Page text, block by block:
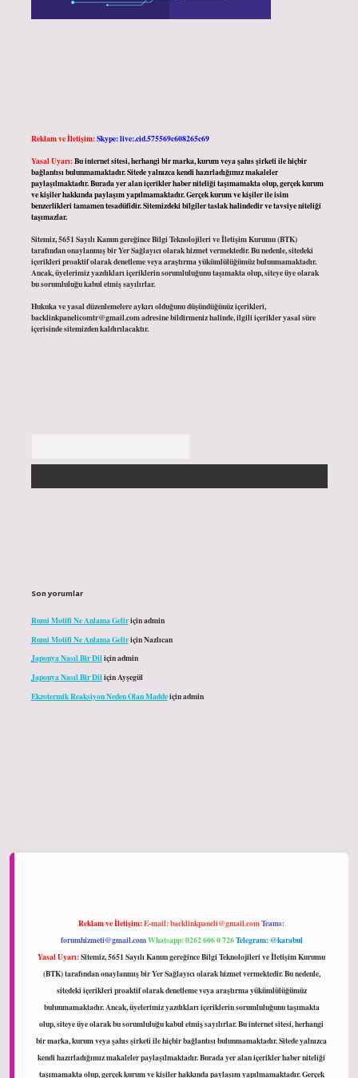
Reklam ve İletişim:Skype: live:.cid.575569c608265c69
Yasal Uyarı:Bu internet sitesi, herhangi bir marka, kurum veya şahıs şirketi ile hiçbir
bağlantısı bulunmamaktadır. Sitede yalnızca kendi hazırladığımız makaleler
paylaşılmaktadır. Burada yer alan içerikler haber niteliği taşımamakta olup, gerçek kurum
ve kişiler hakkında paylaşım yapılmamaktadır. Gerçek kurum ve kişiler ile isim
benzerlikleri tamamen tesadüfidir. Sitemizdeki bilgiler taslak halindedir ve tavsiye niteliği
taşımazlar.
Sitemiz, 5651 Sayılı Kanun gereğince Bilgi Teknolojileri ve İletişim Kurumu (BTK)
tarafından onaylanmış bir Yer Sağlayıcı olarak hizmet vermektedir. Bu nedenle, sitedeki
içerikleri proaktif olarak denetleme veya araştırma yükümlülüğümüz bulunmamaktadır.
Ancak, üyelerimiz yazdıkları içeriklerin sorumluluğunu taşımakta olup, siteye üye olarak
bu sorumluluğu kabul etmiş sayılırlar.
Hukuka ve yasal düzenlemelere aykırı olduğunu düşündüğünüz içerikleri,
backlinkpanelicomtr@gmail.comadresine bildirmeniz halinde, ilgili içerikler yasal süre
içerisinde sitemizden kaldırılacaktır.
Son yorumlar
Rumi Motifi Ne Anlama Geliriçinadmin
Rumi Motifi Ne Anlama GeliriçinNazlıcan
Japonya Nasıl Bir Diliçinadmin
Japonya Nasıl Bir DiliçinAyşegül
Ekzotermik Reaksiyon Neden Olan Maddeiçinadmin
Reklam ve İletişim:E-mail:backlinkpaneli@gmail.comTeams:
forumhizmeti@gmail.comWhatsapp: 0262 606 0 726Telegram: @karabul
Yasal Uyarı:Sitemiz, 5651 Sayılı Kanun gereğince Bilgi Teknolojileri ve İletişim Kurumu
(BTK) tarafından onaylanmış bir Yer Sağlayıcı olarak hizmet vermektedir. Bu nedenle,
sitedeki içerikleri proaktif olarak denetleme veya araştırma yükümlülüğümüz
bulunmamaktadır. Ancak, üyelerimiz yazdıkları içeriklerin sorumluluğunu taşımakta
olup, siteye üye olarak bu sorumluluğu kabul etmiş sayılırlar. Bu internet sitesi, herhangi
bir marka, kurum veya şahıs şirketi ile hiçbir bağlantısı bulunmamaktadır. Sitede yalnızca
kendi hazırladığımız makaleler paylaşılmaktadır. Burada yer alan içerikler haber niteliği
taşımamakta olup, gerçek kurum ve kişiler hakkında paylaşım yapılmamaktadır. Gerçek